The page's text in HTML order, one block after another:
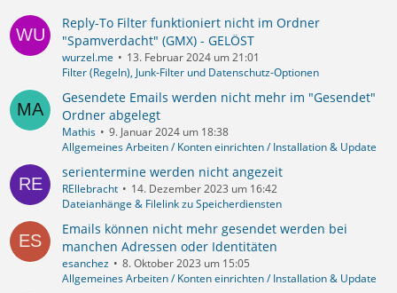
Reply-To Filter funktioniert nicht im Ordner
"Spamverdacht" (GMX) - GELÖST
wurzel.me
13. Februar 2024 um 21:01
Filter (Regeln), Junk-Filter und Datenschutz-Optionen
Gesendete Emails werden nicht mehr im "Gesendet"
Ordner abgelegt
Mathis
9. Januar 2024 um 18:38
Allgemeines Arbeiten / Konten einrichten / Installation & Update
serientermine werden nicht angezeit
REllebracht
14. Dezember 2023 um 16:42
Dateianhänge & Filelink zu Speicherdiensten
Emails können nicht mehr gesendet werden bei
manchen Adressen oder Identitäten
esanchez
8. Oktober 2023 um 15:05
Allgemeines Arbeiten / Konten einrichten / Installation & Update